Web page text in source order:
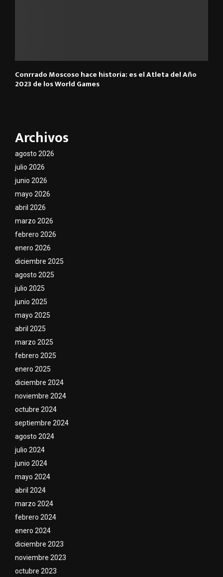
Conrrado Moscoso hace historia: es el Atleta del Año
2023 de los World Games
Archivos
agosto 2026
julio 2026
junio 2026
mayo 2026
abril 2026
marzo 2026
febrero 2026
enero 2026
diciembre 2025
agosto 2025
julio 2025
junio 2025
mayo 2025
abril 2025
marzo 2025
febrero 2025
enero 2025
diciembre 2024
noviembre 2024
octubre 2024
septiembre 2024
agosto 2024
julio 2024
junio 2024
mayo 2024
abril 2024
marzo 2024
febrero 2024
enero 2024
diciembre 2023
noviembre 2023
octubre 2023